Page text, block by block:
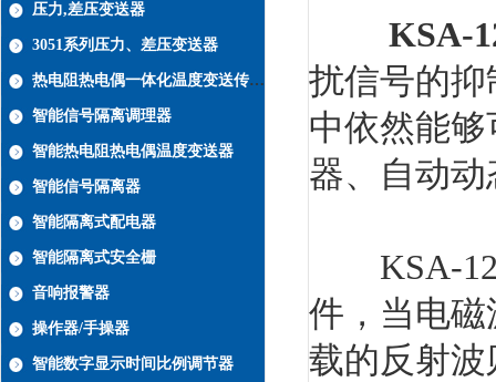
压力,差压变送器
3051系列压力、差压变送器
热电阻热电偶一体化温度变送传感器系列
智能信号隔离调理器
智能热电阻热电偶温度变送器
智能信号隔离器
智能隔离式配电器
智能隔离式安全栅
音响报警器
操作器/手操器
智能数字显示时间比例调节器
KSA-
扰信号的
中依然能
器、自动
KSA-
件，当电
载的反射